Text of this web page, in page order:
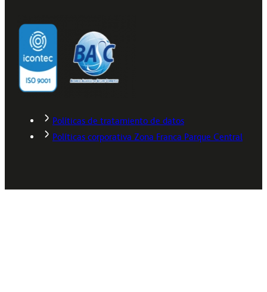
Políticas de tratamiento de datos
Políticas corporativa Zona Franca Parque Central